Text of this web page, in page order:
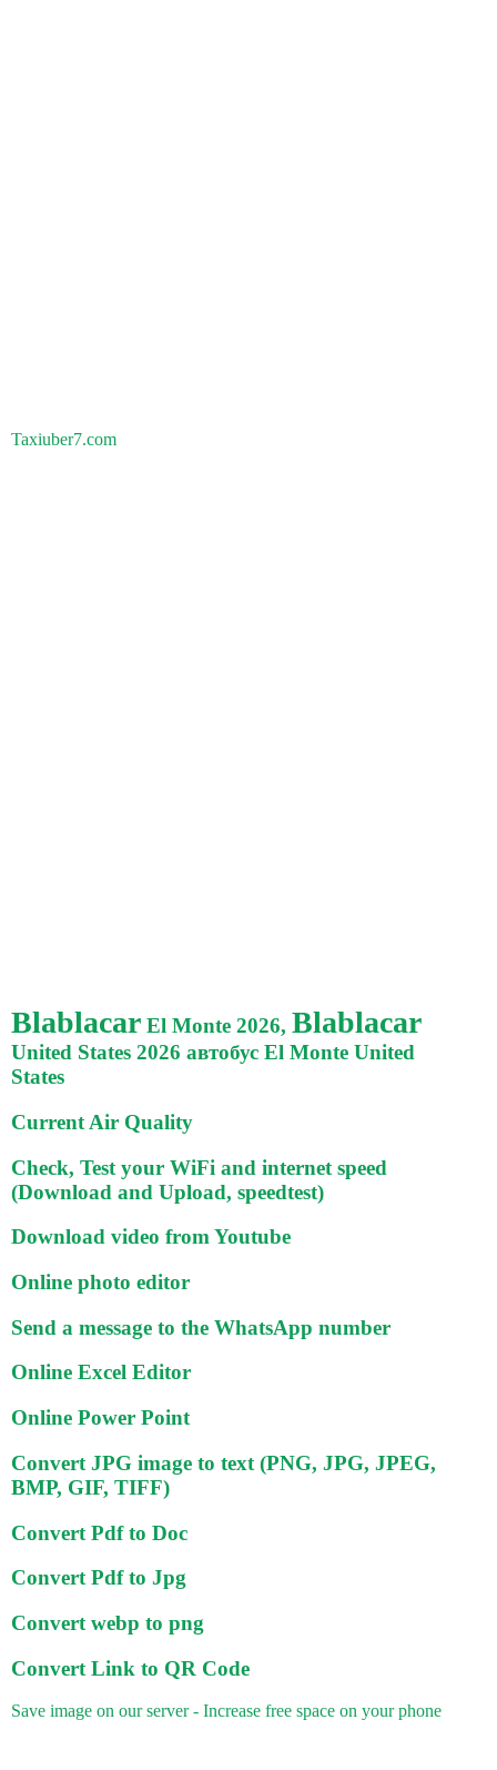
Taxiuber7.com
Blablacar El Monte 2026, Blablacar
United States 2026 автобус El Monte United
States
Current Air Quality
Check, Test your WiFi and internet speed
(Download and Upload, speedtest)
Download video from Youtube
Online photo editor
Send a message to the WhatsApp number
Online Excel Editor
Online Power Point
Convert JPG image to text (PNG, JPG, JPEG,
BMP, GIF, TIFF)
Convert Pdf to Doc
Convert Pdf to Jpg
Convert webp to png
Convert Link to QR Code
Save image on our server - Increase free space on your phone